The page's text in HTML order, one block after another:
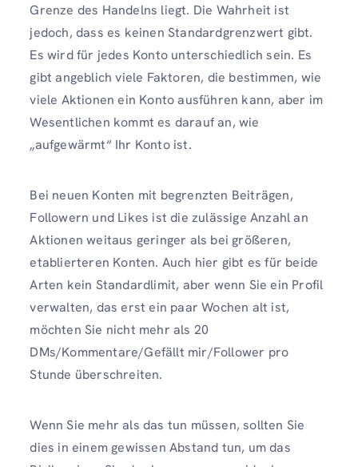
Grenze des Handelns liegt. Die Wahrheit ist
jedoch, dass es keinen Standardgrenzwert gibt.
Es wird für jedes Konto unterschiedlich sein. Es
gibt angeblich viele Faktoren, die bestimmen, wie
viele Aktionen ein Konto ausführen kann, aber im
Wesentlichen kommt es darauf an, wie
„aufgewärmt“ Ihr Konto ist.
Bei neuen Konten mit begrenzten Beiträgen,
Followern und Likes ist die zulässige Anzahl an
Aktionen weitaus geringer als bei größeren,
etablierteren Konten. Auch hier gibt es für beide
Arten kein Standardlimit, aber wenn Sie ein Profil
verwalten, das erst ein paar Wochen alt ist,
möchten Sie nicht mehr als 20
DMs/Kommentare/Gefällt mir/Follower pro
Stunde überschreiten.
Wenn Sie mehr als das tun müssen, sollten Sie
dies in einem gewissen Abstand tun, um das